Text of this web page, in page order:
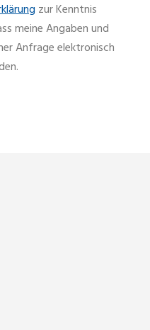
zur Kenntnis
meine Angaben und
Anfrage elektronisch